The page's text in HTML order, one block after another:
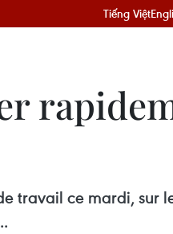
Tiếng Việt
travail ce mardi, sur